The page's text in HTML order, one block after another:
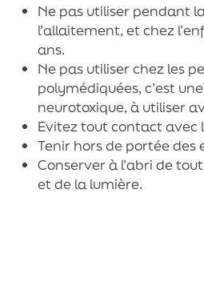
Ne pas utiliser pendant
l’allaitement, et chez
ans.
Ne pas utiliser chez les
polymédiquées, c’est
neurotoxique, à utiliser
Evitez tout contact avec
Tenir hors de portée des
Conserver à l’abri de
et de la lumière.